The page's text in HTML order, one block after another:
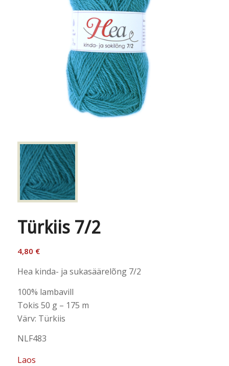
Türkiis 7/2
4,80 €
Hea kinda- ja sukasäärelõng 7/2
100% lambavill
Tokis 50 g – 175 m
Värv: Türkiis
NLF483
Laos